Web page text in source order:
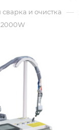
и очистка —